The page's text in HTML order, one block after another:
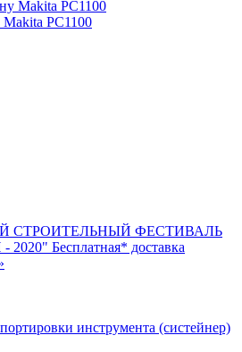
PC1100
СТРОИТЕЛЬНЫЙ ФЕСТИВАЛЬ
2020" Бесплатная* доставка
инструмента (систейнер)